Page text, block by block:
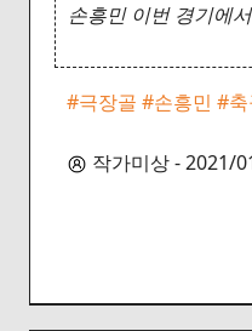
손흥민 이번 경기에
#극장골 #손흥민 #축
작가미상 - 2021/